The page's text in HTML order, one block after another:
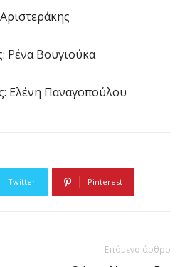
Ρένα Βουγιούκα
Ελένη Παναγοπούλου
Twitter Pinterest
Επόμενο άρθρο